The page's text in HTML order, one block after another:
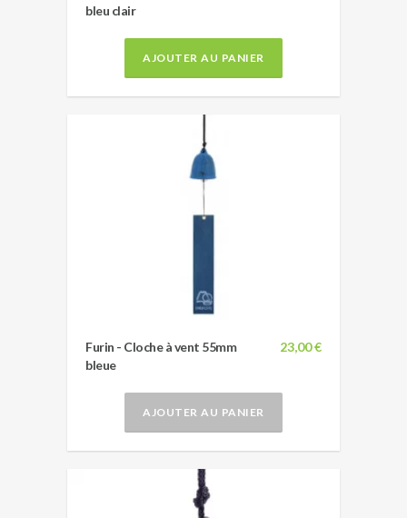
bleu clair
AJOUTER AU PANIER
23,00 €
Furin - Cloche à vent 55mm
bleue
AJOUTER AU PANIER